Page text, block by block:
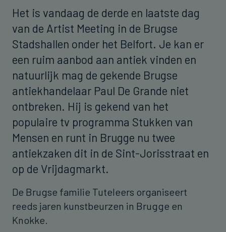
Het is vandaag de derde en laatste dag
van de Artist Meeting in de Brugse
Stadshallen onder het Belfort. Je kan er
een ruim aanbod aan antiek vinden en
natuurlijk mag de gekende Brugse
antiekhandelaar Paul De Grande niet
ontbreken. Hij is gekend van het
populaire tv programma Stukken van
Mensen en runt in Brugge nu twee
antiekzaken dit in de Sint-Jorisstraat en
op de Vrijdagmarkt.
De Brugse familie Tuteleers organiseert
reeds jaren kunstbeurzen in Brugge en
Knokke.